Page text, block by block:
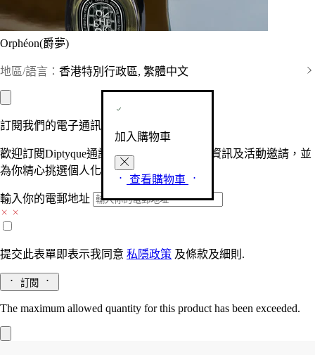
Orphéon(爵夢)
地區/語言： 香港特別行政區, 繁體中文
加入購物車
查看購物車
訂閱我們的電子通訊
歡迎訂閱Diptyque通訊，接收品牌最新產品資訊及活動邀請，並
為你精心挑選個人化的驚喜及禮物。
輸入你的電郵地址
提交此表單即表示我同意 私隱政策 及條款及細則.
訂閱
The maximum allowed quantity for this product has been exceeded.